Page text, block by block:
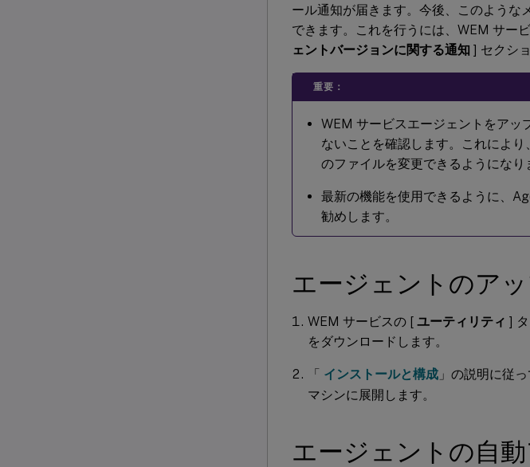
ール通知が届きます。今後、このような
できます。これを行うには、WEM サー
ェントバージョンに関する通知 ] セクシ
重要：
WEM サービスエージェントをアッ
ないことを確認します。これによ
のファイルを変更できるようになり
最新の機能を使用できるように、
勧めします。
エージェントのア
WEM サービスの [ ユーティリティ ]
をダウンロードします。
「 インストールと構成 」の説明に従
マシンに展開します。
エージェントの自